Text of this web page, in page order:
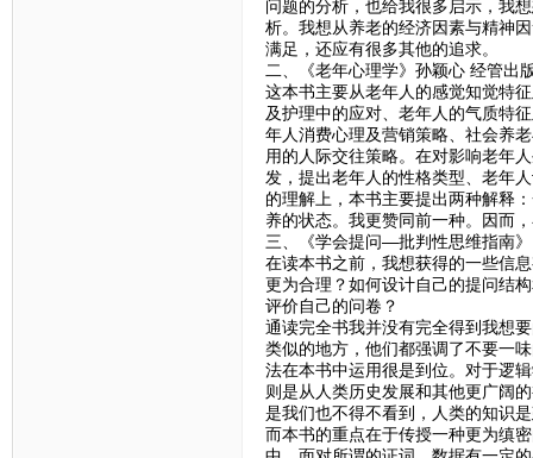
问题的分析，也给我很多启示，我
析。我想从养老的经济因素与精神
满足，还应有很多其他的追求。
二、《老年心理学》孙颖心 经管出
这本书主要从老年人的感觉知觉特
及护理中的应对、老年人的气质特
年人消费心理及营销策略、社会养
用的人际交往策略。在对影响老年
发，提出老年人的性格类型、老年
的理解上，本书主要提出两种解释
养的状态。我更赞同前一种。因而
三、《学会提问—批判性思维指南
在读本书之前，我想获得的一些信
更为合理？如何设计自己的提问结
评价自己的问卷？
通读完全书我并没有完全得到我想
类似的地方，他们都强调了不要一
法在本书中运用很是到位。对于逻
则是从人类历史发展和其他更广阔
是我们也不得不看到，人类的知识
而本书的重点在于传授一种更为缜